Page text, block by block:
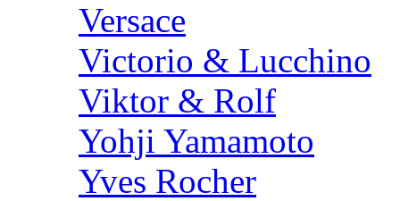
Versace
Victorio & Lucchino
Viktor & Rolf
Yohji Yamamoto
Yves Rocher